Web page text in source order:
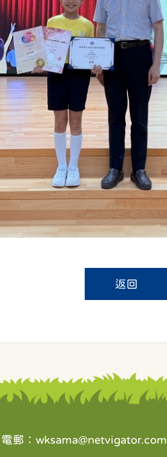
返回
電郵： wksama@netvigator.com